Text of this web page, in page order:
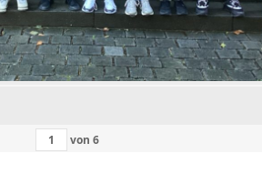
von 6